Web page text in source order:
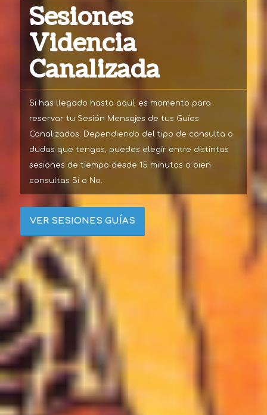
Sesiones
Videncia
Canalizada
Si has llegado hasta aquí, es momento para
reservar tu Sesión Mensajes de tus Guías
Canalizados. Dependiendo del tipo de consulta o
dudas que tengas, puedes elegir entre distintas
sesiones de tiempo desde 15 minutos o bien
consultas Sí o No.
VER SESIONES GUÍAS